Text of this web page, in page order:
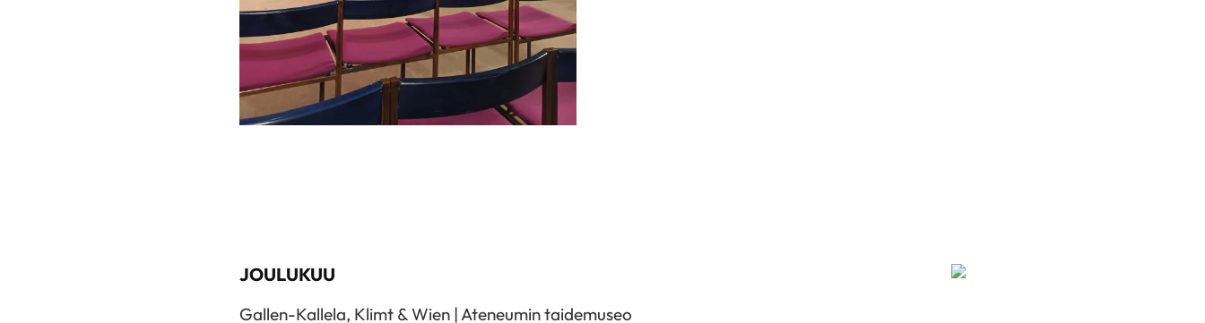
JOULUKUU
Gallen-Kallela, Klimt & Wien | Ateneumin taidemuseo